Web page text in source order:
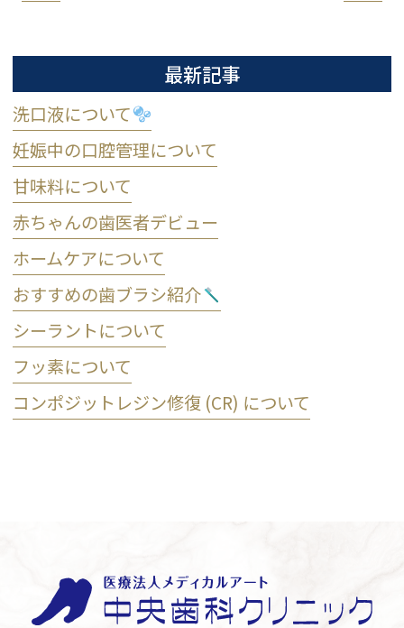
最新記事
洗口液について
妊娠中の口腔管理について
甘味料について
赤ちゃんの歯医者デビュー
ホームケアについて
おすすめの歯ブラシ紹介
シーラントについて
フッ素について
コンポジットレジン修復 (CR) について